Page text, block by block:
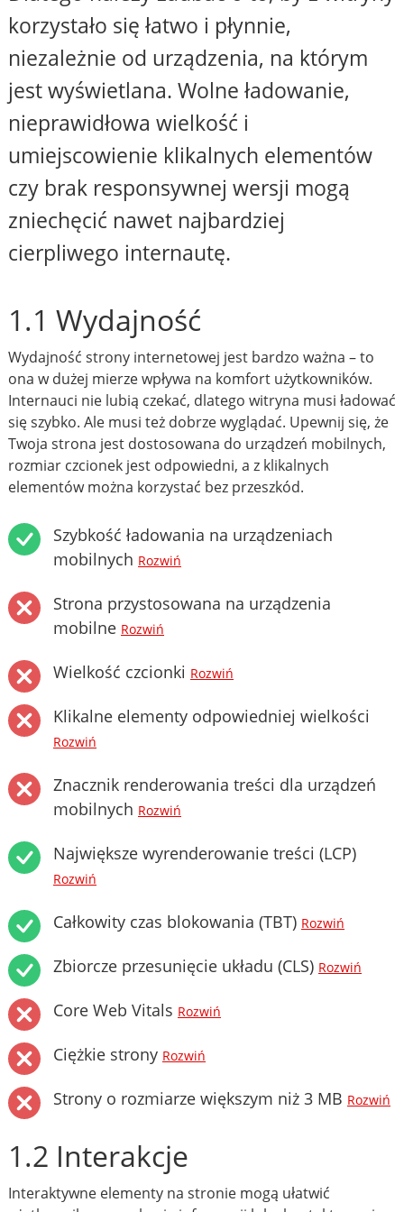
korzystało się łatwo i płynnie,
niezależnie od urządzenia, na którym
jest wyświetlana. Wolne ładowanie,
nieprawidłowa wielkość i
umiejscowienie klikalnych elementów
czy brak responsywnej wersji mogą
zniechęcić nawet najbardziej
cierpliwego internautę.
1.1 Wydajność
Wydajność strony internetowej jest bardzo ważna – to
ona w dużej mierze wpływa na komfort użytkowników.
Internauci nie lubią czekać, dlatego witryna musi ładować
się szybko. Ale musi też dobrze wyglądać. Upewnij się, że
Twoja strona jest dostosowana do urządzeń mobilnych,
rozmiar czcionek jest odpowiedni, a z klikalnych
elementów można korzystać bez przeszkód.
Szybkość ładowania na urządzeniach
mobilnych Rozwiń
Strona przystosowana na urządzenia
mobilne Rozwiń
Wielkość czcionki Rozwiń
Klikalne elementy odpowiedniej wielkości
Rozwiń
Znacznik renderowania treści dla urządzeń
mobilnych Rozwiń
Największe wyrenderowanie treści (LCP)
Rozwiń
Całkowity czas blokowania (TBT) Rozwiń
Zbiorcze przesunięcie układu (CLS) Rozwiń
Core Web Vitals Rozwiń
Ciężkie strony Rozwiń
Strony o rozmiarze większym niż 3 MB Rozwiń
1.2 Interakcje
Interaktywne elementy na stronie mogą ułatwić